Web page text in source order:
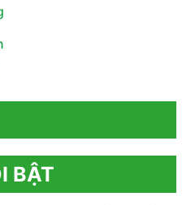
BẬT